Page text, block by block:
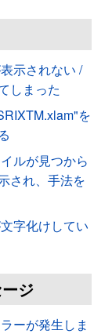
示されない /
しまった
を
ルが見つから
され、手法を
字化けしてい
ジ
ーが発生しま